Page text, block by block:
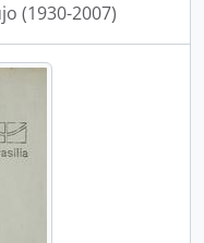
(1930-2007)